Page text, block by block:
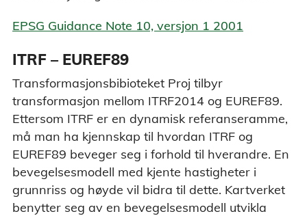
EPSG Guidance Note 10, versjon 1 2001
ITRF – EUREF89
Transformasjonsbibioteket Proj tilbyr
transformasjon mellom ITRF2014 og EUREF89.
Ettersom ITRF er en dynamisk referanseramme,
må man ha kjennskap til hvordan ITRF og
EUREF89 beveger seg i forhold til hverandre. En
bevegelsesmodell med kjente hastigheter i
grunnriss og høyde vil bidra til dette. Kartverket
benytter seg av en bevegelsesmodell utvikla